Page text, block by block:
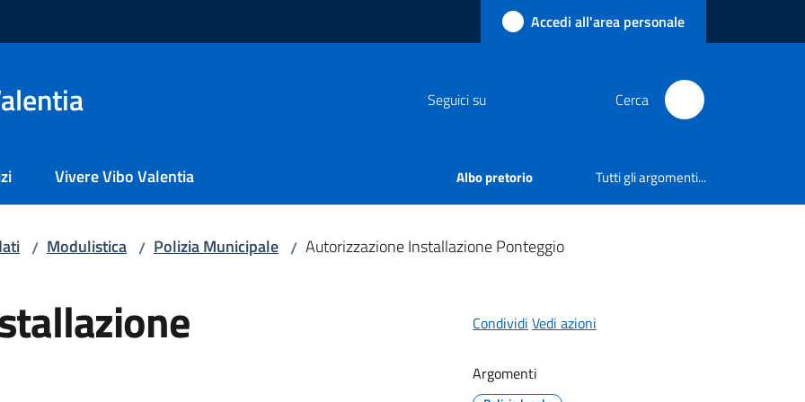
Accedi all'area personale
Seguici su Cerca
Vivere Vibo Valentia Albo pretorio Tutti gli argomenti...
/ Modulistica / Polizia Municipale / Autorizzazione Installazione Ponteggio
Condividi Vedi azioni
Argomenti